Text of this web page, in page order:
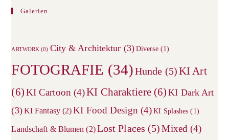
Galerien
ARTWORK (0) City & Architektur (3)Diverse(1)
FOTOGRAFIE (34)Hunde (5)KI Art
(6)KI Cartoon (4)KI Charaktiere(6) KI Dark Art
(3)KI Fantasy(2)KI Food Design (4) KI Splashes (1)
Landschaft & Blumen (2)Lost Places (5) Mixed (4)